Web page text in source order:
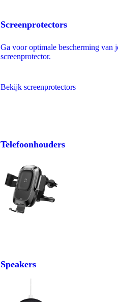
Screenprotectors
Ga voor optimale bescherming van
screenprotector.
Bekijk screenprotectors
Telefoonhouders
Speakers